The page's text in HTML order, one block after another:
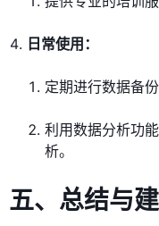
日常使用：
定期进行数据备
利用数据分析功
析。
五、 总结与